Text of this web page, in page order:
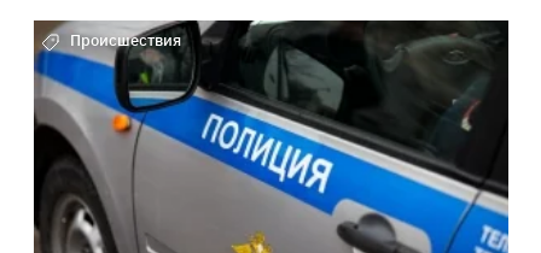
Происшествия